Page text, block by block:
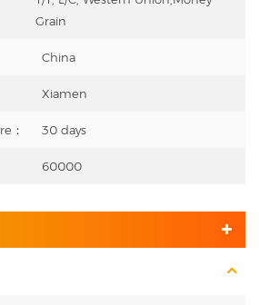
Grain
China
Xiamen
： 30 days
60000